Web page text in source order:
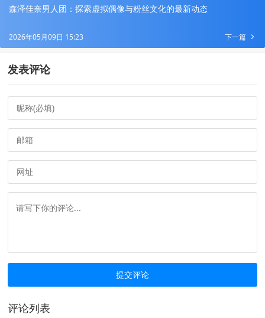
森泽佳奈男人团：探索虚拟偶像与粉丝文化的最新动态
下一篇
2026年05月09日 15:23
发表评论
评论列表